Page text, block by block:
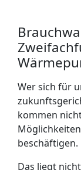
Wer sich für
kommen
beschäftigen.
Das liegt